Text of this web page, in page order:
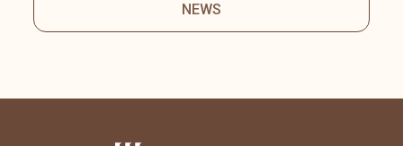
NEWS